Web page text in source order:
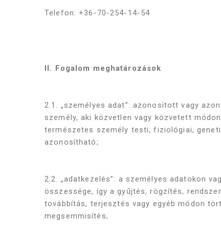
Telefon: +36-70-254-14-54
II. Fogalom meghatározások
2.1. „személyes adat”: azonosított vagy
személy, aki közvetlen vagy közvetett
természetes személy testi, fiziológiai,
azonosítható;
2.2. „adatkezelés”: a személyes adatokon
összessége, így a gyűjtés, rögzítés,
továbbítás, terjesztés vagy egyéb módon
megsemmisítés;